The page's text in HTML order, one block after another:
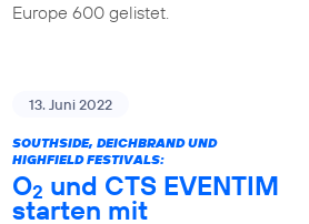
Europe 600 gelistet.
13. Juni 2022
SOUTHSIDE, DEICHBRAND UND
HIGHFIELD FESTIVALS:
O2 und CTS EVENTIM
starten mit